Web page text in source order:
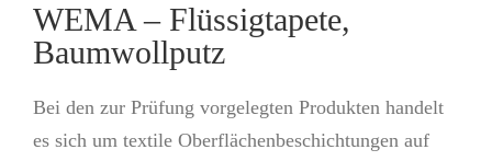
WEMA – Flüssigtapete,
Baumwollputz
Bei den zur Prüfung vorgelegten Produkten handelt
es sich um textile Oberflächenbeschichtungen auf